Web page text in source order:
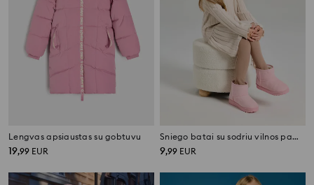
Lengvas apsiaustas su gobtuvu
19,99 EUR
Sniego batai su sodriu vilnos pamušalu
9,99 EUR